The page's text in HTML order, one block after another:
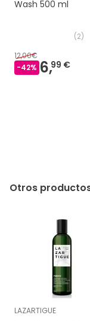
Wash 500 ml
(2)
12,00€
-42% 6,99 €
Otros
LAZARTIGUE